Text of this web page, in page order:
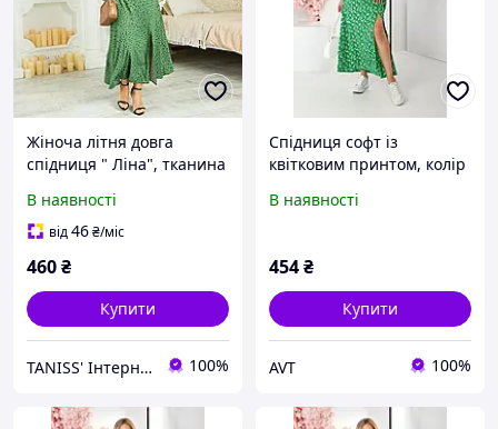
Жіноча літня довга
спідниця " Ліна", тканина
44,46,48,50,52,54 зелена
В наявності
від46₴/міс
460₴
Купити
TANISS' Інтернет-магазин 100%
Спідниця софт із
квітковим принтом, колір
В наявності
454₴
Купити
AVT 100%